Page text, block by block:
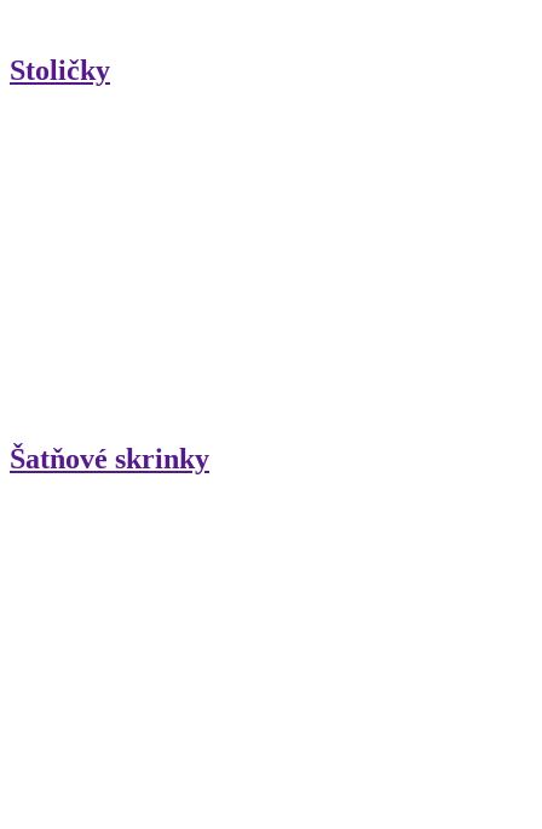
Stoličky
Šatňové skrinky